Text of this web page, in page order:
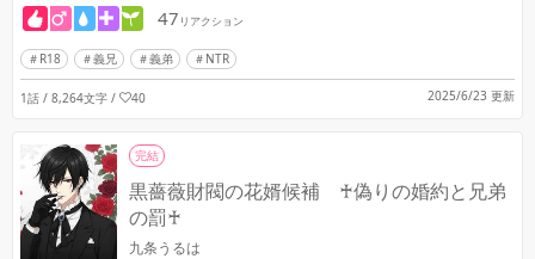
47 リアクション
R18 義兄 義弟 NTR
1話 / 8,264文字 / 40 2025/6/23 更新
完結
黒薔薇財閥の花婿候補 ♰偽りの婚約と兄弟
の罰♰
九条うるは